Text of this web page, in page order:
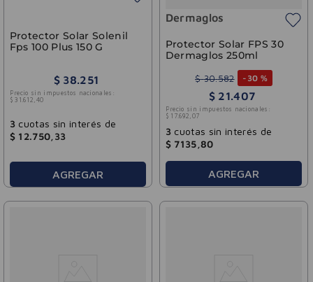
Protector Solar Solenil
Fps 100 Plus 150 G
$ 38.251
Precio sin impuestos nacionales:
$ 31 .612 , 40
3 cuotas sin interés de
$ 12.750 33
AGREGAR
Dermaglos
Protector Solar FPS 30
Dermaglos 250ml
$ 30.582 - 30 %
$ 21.407
Precio sin impuestos nacionales:
$ 17.692 , 07
3 cuotas sin interés de
$ 7135,80
AGREGAR